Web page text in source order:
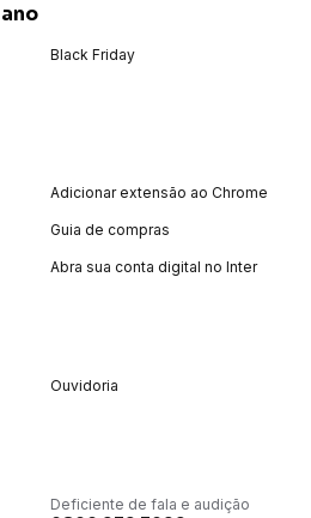
Black Friday
Adicionar extensão ao Chrome
Guia de compras
Abra sua conta digital no Inter
Ouvidoria
Deficiente de fala e audição